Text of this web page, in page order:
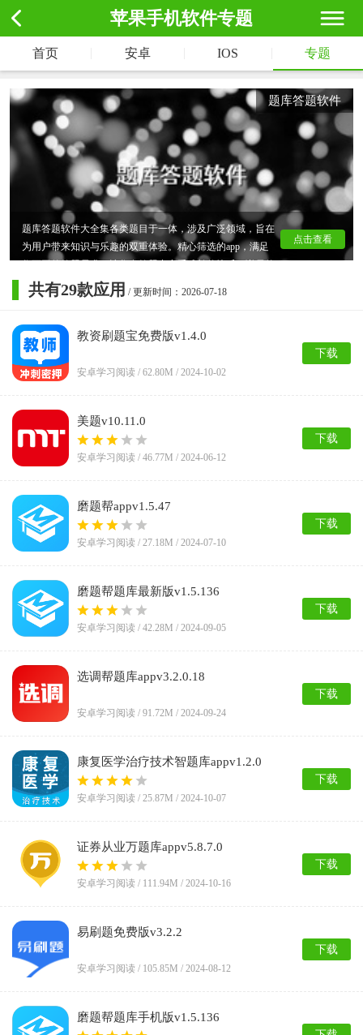
苹果手机软件专题
首页 安卓 IOS 专题
题库答题软件
题库答题软件大全集各类题目于一体，涉及广泛领域，旨在
为用户带来知识与乐趣的双重体验。精心筛选的app，满足
解析助您深入理解题目，快来选择下载，开启智慧之旅吧！
点击查看
共有29款应用 / 更新时间：2026-07-18
教资刷题宝免费版v1.4.0
安卓学习阅读 / 62.80M / 2024-10-02
下载
美题v10.11.0
安卓学习阅读 / 46.77M / 2024-06-12
下载
磨题帮appv1.5.47
安卓学习阅读 / 27.18M / 2024-07-10
下载
磨题帮题库最新版v1.5.136
安卓学习阅读 / 42.28M / 2024-09-05
下载
选调帮题库appv3.2.0.18
安卓学习阅读 / 91.72M / 2024-09-24
下载
康复医学治疗技术智题库appv1.2.0
安卓学习阅读 / 25.87M / 2024-10-07
下载
证券从业万题库appv5.8.7.0
安卓学习阅读 / 111.94M / 2024-10-16
下载
易刷题免费版v3.2.2
安卓学习阅读 / 105.85M / 2024-08-12
下载
磨题帮题库手机版v1.5.136